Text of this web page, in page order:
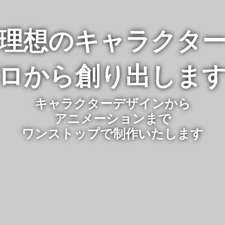
想のキャラクタ
から創り出しま
キャラクターデザインから
アニメーションまで
ワンストップで制作いたします